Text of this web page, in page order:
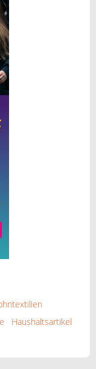
Haushaltsartikel